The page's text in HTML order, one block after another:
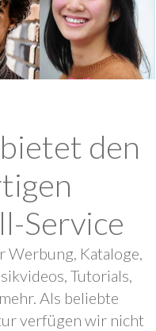
den
Service
Kataloge,
Tutorials,
Als beliebte
verfügen wir nicht